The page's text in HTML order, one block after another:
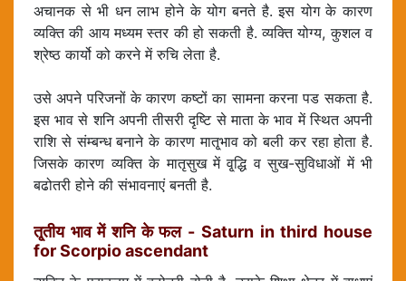
अचानक से भी धन लाभ होने के योग बनते है. इस योग के कारण
व्यक्ति की आय मध्यम स्तर की हो सकती है. व्यक्ति योग्य, कुशल व
श्रेष्ठ कार्यो को करने में रुचि लेता है.
उसे अपने परिजनों के कारण कष्टों का सामना करना पड सकता है.
इस भाव से शनि अपनी तीसरी दृष्टि से माता के भाव में स्थित अपनी
राशि से संम्बन्ध बनाने के कारण मातृ्भाव को बली कर रहा होता है.
जिसके कारण व्यक्ति के मातृसुख में वृ्द्धि व सुख-सुविधाओं में भी
बढोतरी होने की संभावनाएं बनती है.
तृ्तीय भाव में शनि के फल - Saturn in third house
for Scorpio ascendant